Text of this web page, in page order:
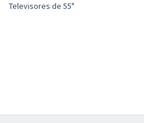
Televisores de 55"